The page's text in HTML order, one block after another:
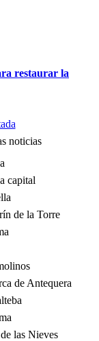
restaurar la
noticias
capital
de la Torre
de Antequera
las Nieves